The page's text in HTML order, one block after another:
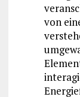
von